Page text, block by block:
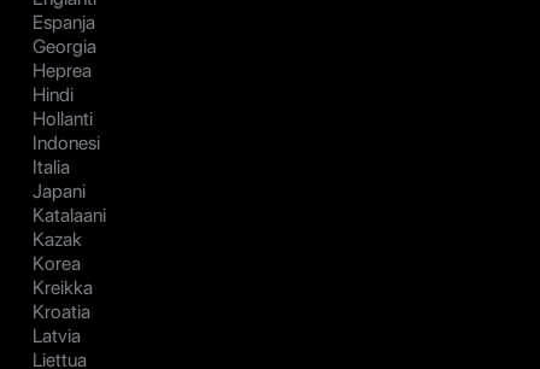
Espanja
Georgia
Heprea
Hindi
Hollanti
Indonesi
Italia
Japani
Katalaani
Kazak
Korea
Kreikka
Kroatia
Latvia
Liettua